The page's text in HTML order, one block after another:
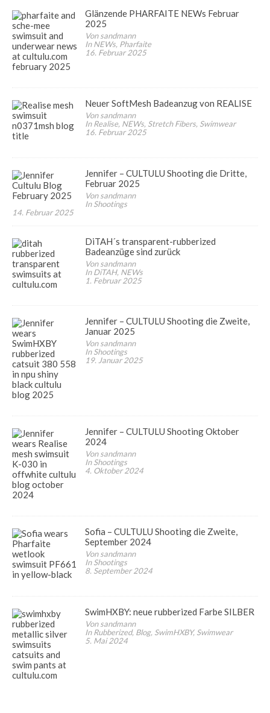
Glänzende PHARFAITE NEWs Februar
2025
Von sandmann
In NEWs, Pharfaite
16. Februar 2025
Neuer SoftMesh Badeanzug von REALISE
Von sandmann
In Realise, NEWs, Stretch Fibers, Swimwear
16. Februar 2025
Jennifer – CULTULU Shooting die Dritte,
Februar 2025
Von sandmann
In Shootings
14. Februar 2025
DiTAH´s transparent-rubberized
Badeanzüge sind zurück
Von sandmann
In DiTAH, NEWs
1. Februar 2025
Jennifer – CULTULU Shooting die Zweite,
Januar 2025
Von sandmann
In Shootings
19. Januar 2025
Jennifer – CULTULU Shooting Oktober
2024
Von sandmann
In Shootings
4. Oktober 2024
Sofia – CULTULU Shooting die Zweite,
September 2024
Von sandmann
In Shootings
8. September 2024
SwimHXBY: neue rubberized Farbe SILBER
Von sandmann
In Rubberized, Blog, SwimHXBY, Swimwear
5. Mai 2024